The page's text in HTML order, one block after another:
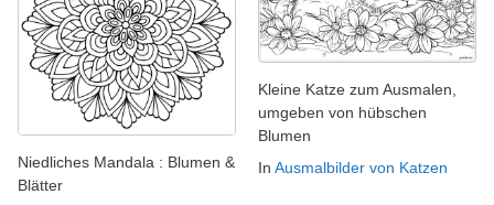
Niedliches Mandala : Blumen &
Blätter
Kleine Katze zum Ausmalen,
umgeben von hübschen
Blumen
In Ausmalbilder von Katzen